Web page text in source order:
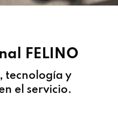
FELINO
tecnología y
el servicio.